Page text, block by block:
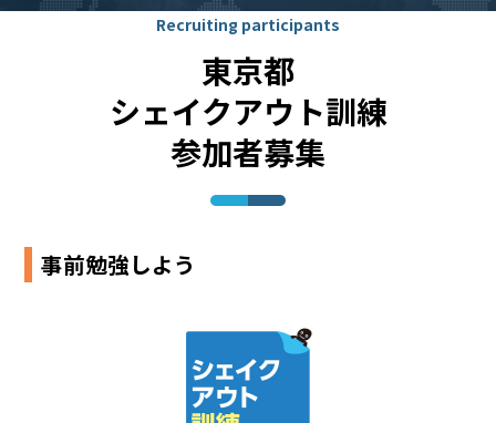
Recruiting participants
東京都
シェイクアウト訓練
参加者募集
事前勉強しよう